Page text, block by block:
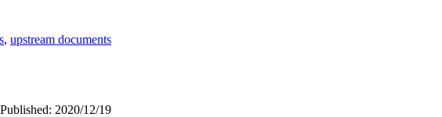
, upstream documents
2020/12/19